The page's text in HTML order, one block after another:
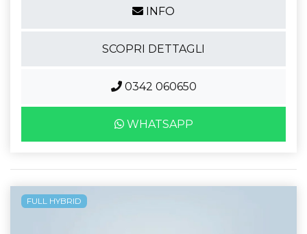
INFO
SCOPRI DETTAGLI
0342 060650
WHATSAPP
FULL HYBRID